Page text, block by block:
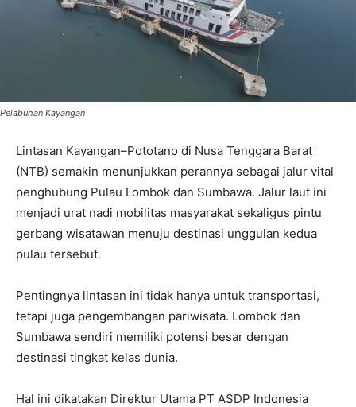
Pelabuhan Kayangan
Lintasan Kayangan–Pototano di Nusa Tenggara Barat
(NTB) semakin menunjukkan perannya sebagai jalur vital
penghubung Pulau Lombok dan Sumbawa. Jalur laut ini
menjadi urat nadi mobilitas masyarakat sekaligus pintu
gerbang wisatawan menuju destinasi unggulan kedua
pulau tersebut.
Pentingnya lintasan ini tidak hanya untuk transportasi,
tetapi juga pengembangan pariwisata. Lombok dan
Sumbawa sendiri memiliki potensi besar dengan
destinasi tingkat kelas dunia.
Hal ini dikatakan Direktur Utama PT ASDP Indonesia